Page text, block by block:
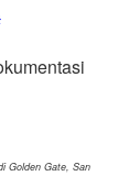
Golden Gate, San